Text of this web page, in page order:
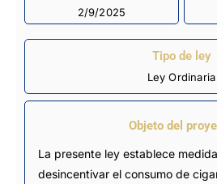
2/9/2025
Tipo de ley
Ley Ordinaria
Objeto del
La presente ley establece
desincentivar el consumo de